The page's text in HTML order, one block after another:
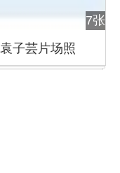
7张
袁子芸片场照